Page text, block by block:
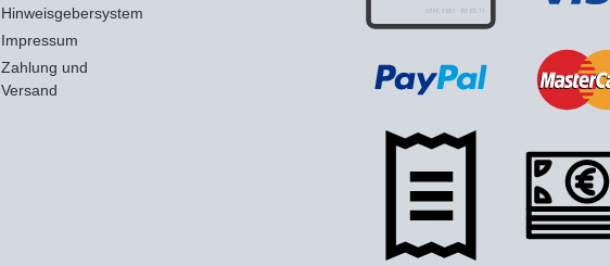
Hinweisgebersystem
Impressum
Zahlung und
Versand